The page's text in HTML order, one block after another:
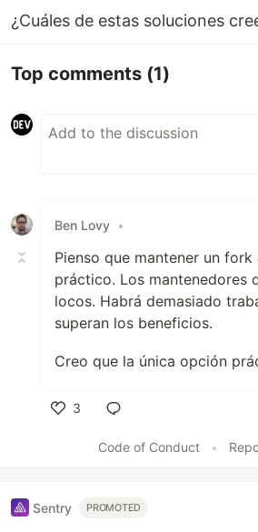
¿Cuáles de estas soluciones
Top comments (1)
Ben Lovy •
Pienso que mantener un fork
práctico. Los mantenedores
locos. Habrá demasiado
superan los beneficios.
Creo que la única opción
3
Code of Conduct
•
Sentry PROMOTED